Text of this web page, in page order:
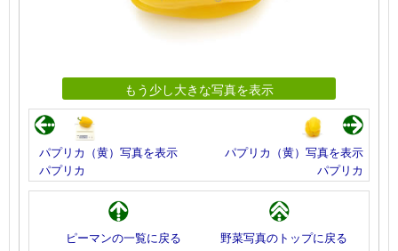
もう少し大きな写真を表示
パプリカ（黄）写真を表示
パプリカ
パプリカ（黄）写真を表示
パプリカ
ピーマンの一覧に戻る 野菜写真のトップに戻る